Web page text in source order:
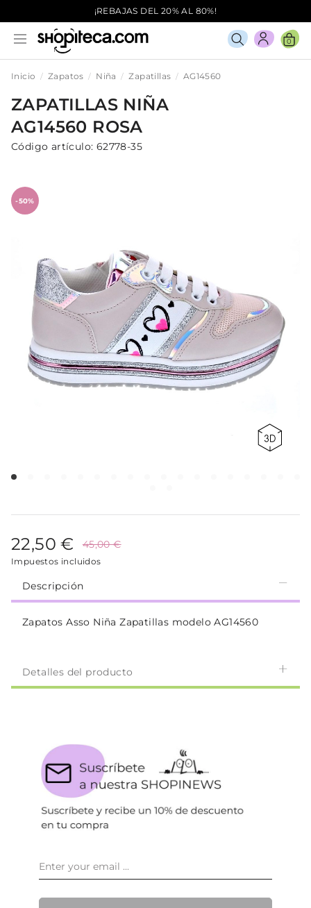
¡REBAJAS DEL 20% AL 80%!
0
Inicio Zapatos Niña Zapatillas AG14560
ZAPATILLAS NIÑA
AG14560 ROSA
Código artículo: 62778-35
-50%
22,50 € 45,00 €
Impuestos incluidos
Descripción
Zapatos Asso Niña Zapatillas modelo AG14560
Detalles del producto